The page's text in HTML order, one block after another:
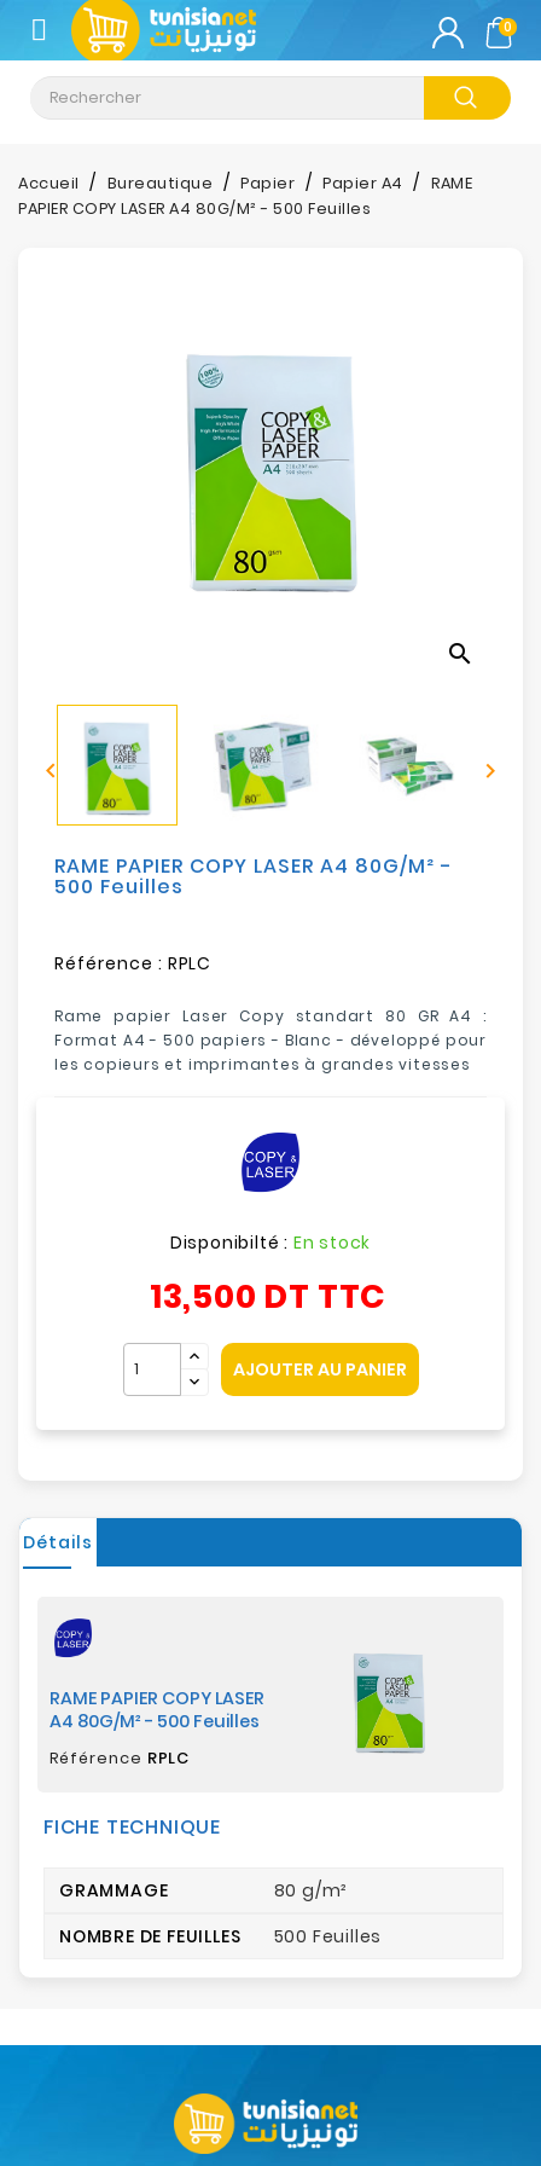
CATÉGORIE
Climatisation
Informatique
Sécurité
Mobilités
0
Accueil Bureautique Papier Papier A4
RAME
PAPIER COPY LASER A4 80G/M² - 500 Feuilles
search
 
RAME PAPIER COPY LASER A4 80G/M² -
500 Feuilles
Référence : RPLC
Rame papier Laser Copy standart 80 GR A4 :
Format A4 - 500 papiers - Blanc - développé pour
les copieurs et imprimantes à grandes vitesses
Disponibilté : En stock
13,500 DT TTC
AJOUTER AU PANIER
Détails
RAME PAPIER COPY LASER
A4 80G/M² - 500 Feuilles
Référence RPLC
FICHE TECHNIQUE
GRAMMAGE
80 g/m²
NOMBRE DE FEUILLES
500 Feuilles